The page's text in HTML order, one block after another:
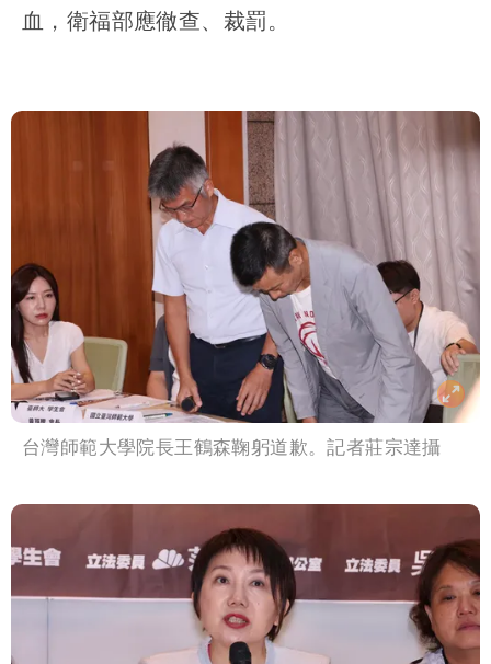
血，衛福部應徹查、裁罰。
台灣師範大學院長王鶴森鞠躬道歉。記者莊宗達攝